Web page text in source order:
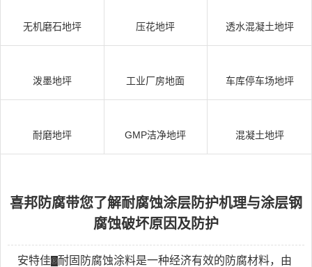
无机磨石地坪 压花地坪 透水混凝土地坪
泼墨地坪 工业厂房地面 车库停车场地坪
耐磨地坪 GMP洁净地坪 混凝土地坪
喜邦防腐带您了解耐腐蚀涂层防护机理与涂层钢
腐蚀破坏原因及防护
安特佳®耐固防腐蚀涂料是一种经济有效的防腐材料，由